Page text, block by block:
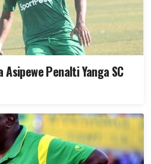
Penalti Yanga SC